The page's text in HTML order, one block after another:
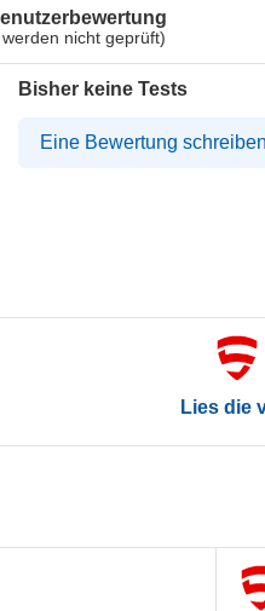
nicht geprüft)
Bisher keine Tests
Eine Bewertung
Lies die